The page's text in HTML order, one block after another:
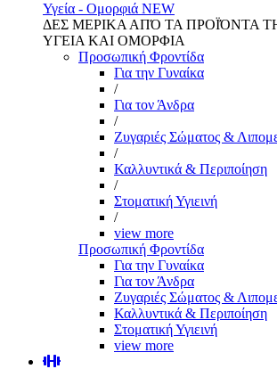
Υγεία - Ομορφιά NEW
ΔΕΣ ΜΕΡΙΚΑ ΑΠΌ ΤΑ ΠΡΟΪΌΝΤΑ
ΥΓΕΙΑ ΚΑΙ ΟΜΟΡΦΙΑ
Προσωπική Φροντίδα
Για την Γυναίκα
/
Για τον Άνδρα
/
Ζυγαριές Σώματος &
/
Καλλυντικά & Περιποίηση
/
Στοματική Υγιεινή
/
view more
Προσωπική Φροντίδα
Για την Γυναίκα
Για τον Άνδρα
Ζυγαριές Σώματος &
Καλλυντικά & Περιποίηση
Στοματική Υγιεινή
view more